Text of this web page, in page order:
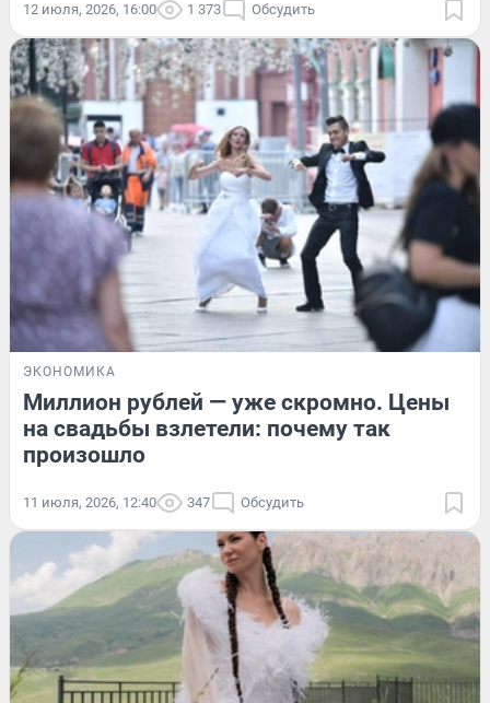
12 июля, 2026, 16:00 1 373 Обсудить
ЭКОНОМИКА
Миллион рублей — уже скромно. Цены
на свадьбы взлетели: почему так
произошло
11 июля, 2026, 12:40 347 Обсудить